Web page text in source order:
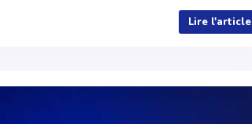
Lire l'article